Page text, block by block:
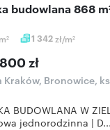
2 1 342zł/m2
budowlana 868
zł
Kraków, Bronowice,
BUDOWLANA W
jednorodzinna | D...